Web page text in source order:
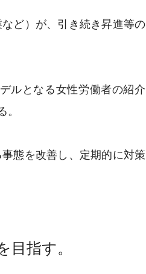
ど）が、引き続き昇進等の
ルとなる女性労働者の紹介
態を改善し、定期的に対策
目指す。